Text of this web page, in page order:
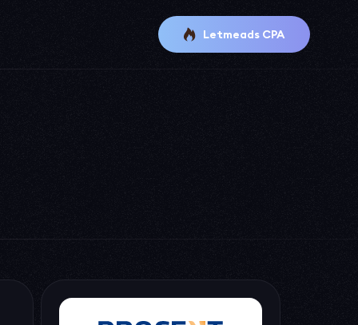
Letmeads CPA